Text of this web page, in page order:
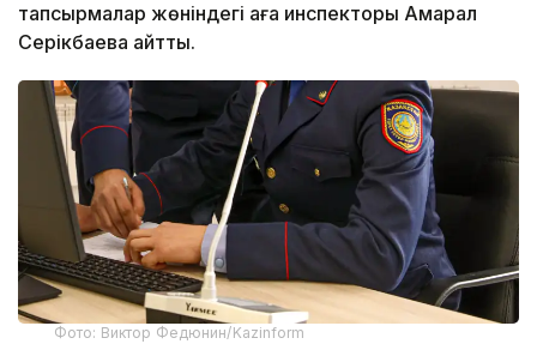
тапсырмалар жөніндегі аға инспекторы Ақмарал
Серікбаева айтты.
Фото: Виктор Федюнин/Kazinform